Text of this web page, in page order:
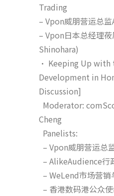
Trading
– Vpon威朋营运总
– Vpon日本总经理
Shinohara)
• Keeping Up with
Development in
Discussion]
Moderator:
Cheng
Panelists:
– Vpon威朋营运总
– AlikeAudience行
– WeLend市场营
– 香港数码港公众